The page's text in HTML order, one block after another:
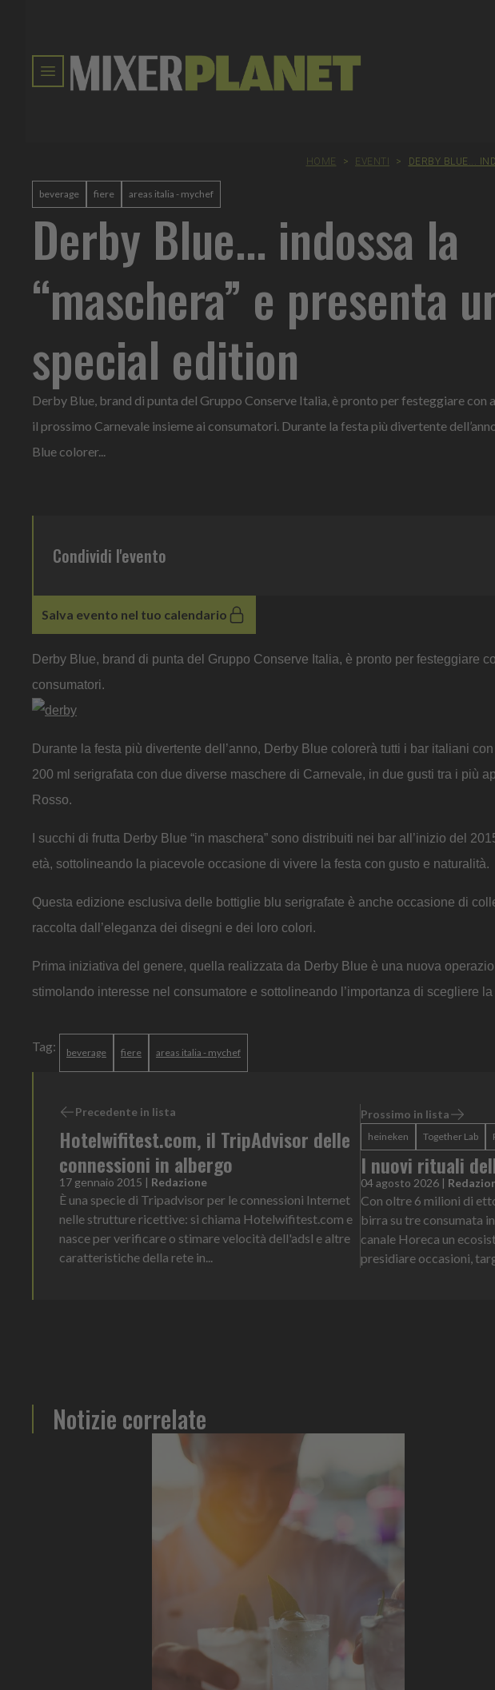
HOME > EVENTI > DERBY BLUE...
beverage fiere areas italia - mychef
Derby Blue... indossa la
“maschera” e presenta
special edition
Derby Blue, brand di punta del Gruppo Conserve Italia, è pronto per festeggiare con
il prossimo Carnevale insieme ai consumatori. Durante la festa più divertente
Blue colorer...
Condividi l'evento
Salva evento nel tuo calendario
Derby Blue, brand di punta del Gruppo Conserve Italia, è pronto per festeggiare
consumatori.
Durante la festa più divertente dell’anno, Derby Blue colorerà tutti i bar italiani
200 ml serigrafata con due diverse maschere di Carnevale, in due gusti tra i più
Rosso.
I succhi di frutta Derby Blue “in maschera” sono distribuiti nei bar all’inizio del
età, sottolineando la piacevole occasione di vivere la festa con gusto e naturalità.
Questa edizione esclusiva delle bottiglie blu serigrafate è anche occasione di
raccolta dall’eleganza dei disegni e dei loro colori.
Prima iniziativa del genere, quella realizzata da Derby Blue è una nuova
stimolando interesse nel consumatore e sottolineando l’importanza di scegliere
Tag: beverage fiere areas italia - mychef
Precedente in lista
Hotelwifitest.com, il TripAdvisor delle
connessioni in albergo
17 gennaio 2015 | Redazione
È una specie di Tripadvisor per le connessioni Internet
nelle strutture ricettive: si chiama Hotelwifitest.com e
nasce per verificare o stimare velocità dell'adsl e altre
caratteristiche della rete in...
Prossimo in lista
heineken Together Lab
I nuovi rituali
04 agosto 2026 |
Con oltre 6 milioni di
birra su tre consumata
canale Horeca un
presidiare occasioni,
Notizie correlate